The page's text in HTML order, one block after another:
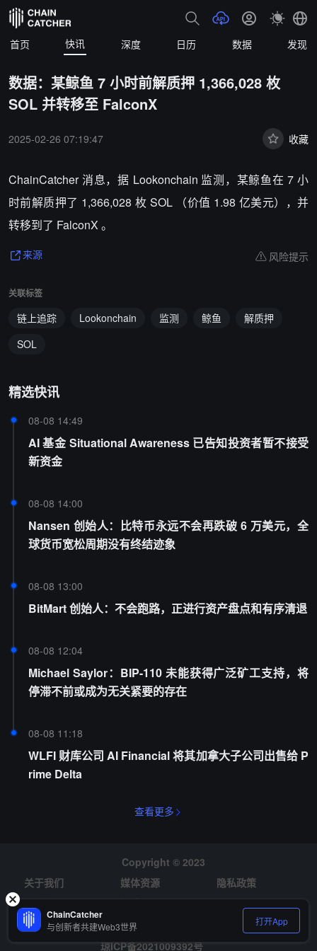
首页 快讯 深度 日历 数据 发现
数据：某鲸鱼 7 小时前解质押 1,366,028 枚
SOL 并转移至 FalconX
2025-02-26 07:19:47 收藏
ChainCatcher 消息，据 Lookonchain 监测，某鲸鱼在 7 小
时前解质押了 1,366,028 枚 SOL （价值 1.98 亿美元），并
转移到了 FalconX 。
来源 风险提示
关联标签
链上追踪 Lookonchain 监测 鲸鱼
解质押
SOL
精选快讯
08-08 14:49
AI 基金 Situational Awareness 已告知投资者暂不接受
新资金
08-08 14:00
Nansen 创始人：比特币永远不会再跌破 6 万美元，全
球货币宽松周期没有终结迹象
08-08 13:00
BitMart 创始人：不会跑路，正进行资产盘点和有序清退
08-08 12:04
Michael Saylor：BIP-110 未能获得广泛矿工支持，将
停滞不前或成为无关紧要的存在
08-08 11:18
WLFI 财库公司 AI Financial 将其加拿大子公司出售给 P
rime Delta
查看更多
Copyright © 2023
关于我们
媒体资源
隐私政策
风险提示
招聘
琼ICP备2021009392号
ChainCatcher
与创新者共建Web3世界 打开App